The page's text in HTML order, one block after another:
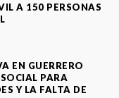
A 150 PERSONAS
EN GUERRERO
PARA
Y LA FALTA DE